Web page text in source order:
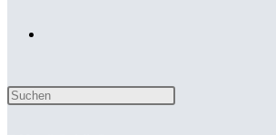
Suche